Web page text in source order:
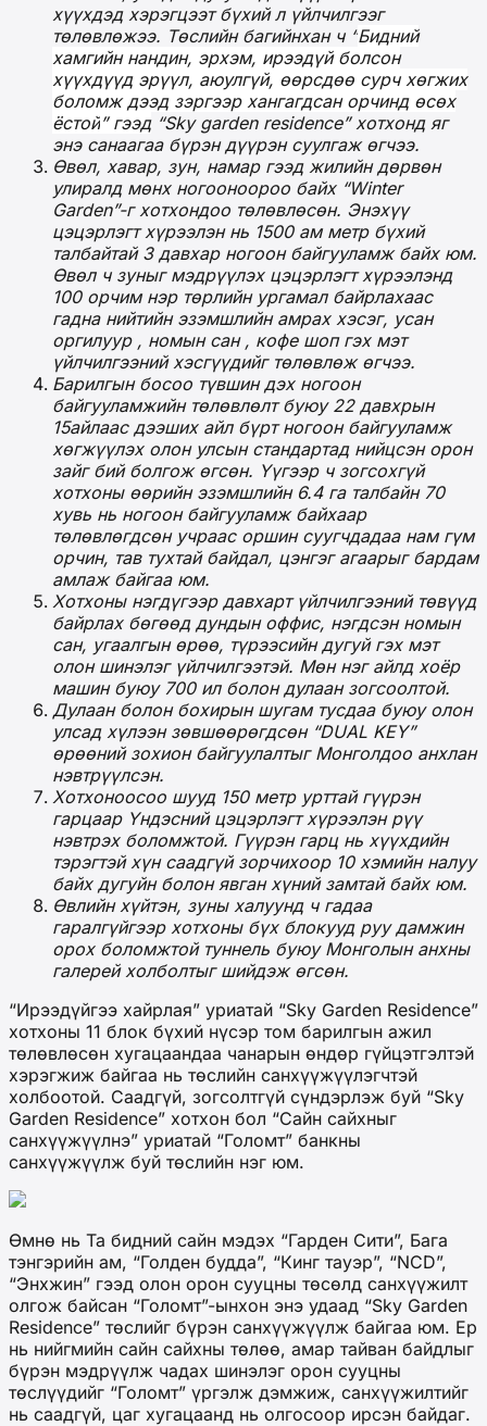
хүүхдэд хэрэгцээт бүхий л үйлчилгээг
төлөвлөжээ. Төслийн багийнхан ч “Бидний
хамгийн нандин, эрхэм, ирээдүй болсон
хүүхдүүд эрүүл, аюулгүй, өөрсдөө сурч хөгжих
боломж дээд зэргээр хангагдсан орчинд өсөх
ёстой” гээд “Sky garden residence”хотхонд яг
энэ санаагаа бүрэн дүүрэн суулгаж өгчээ.
Өвөл, хавар, зун, намар гээд жилийн дөрвөн
улиралд мөнх ногооноороо байх“Winter
Garden”-г хотхондоо төлөвлөсөн. Энэхүү
цэцэрлэгт хүрээлэннь 1500 ам метр бүхий
талбайтай 3 давхар ногоон байгууламжбайх юм.
Өвөл ч зуныг мэдрүүлэх цэцэрлэгт хүрээлэнд
100 орчим нэр төрлийн ургамал байрлахаас
гадна нийтийн эзэмшлийн амрах хэсэг, усан
оргилуур , номын сан , кофе шоп гэх мэт
үйлчилгээний хэсгүүдийг төлөвлөж өгчээ.
Барилгын босоо түвшин дэх ногоон
байгууламжийн төлөвлөлт буюу 22 давхрын
15айлаас дээших айл бүрт ногоон байгууламж
хөгжүүлэх олон улсын стандартад нийцсэн орон
зайг бий болгож өгсөн. Үүгээр ч зогсохгүй
хотхоны өөрийн эзэмшлийн 6.4 га талбайн 70
хувь нь ногоон байгууламж байхаар
төлөвлөгдсөн учраас оршин суугчдадаа нам гүм
орчин, тав тухтай байдал, цэнгэг агаарыг бардам
амлаж байгаа юм.
Хотхоны нэгдүгээр давхарт үйлчилгээний төвүүд
байрлах бөгөөд дундын оффис, нэгдсэн номын
сан, угаалгын өрөө, түрээсийн дугуй гэх мэт
олон шинэлэг үйлчилгээтэй. Мөн нэг айлд хоёр
машин буюу 700 ил болон дулаан зогсоолтой.
Дулаан болон бохирын шугам тусдаа буюу олон
улсад хүлээн зөвшөөрөгдсөн “DUAL KEY”
өрөөний зохион байгуулалтыг Монголдоо анхлан
нэвтрүүлсэн.
Хотхоноосоо шууд 150 метр урттай гүүрэн
гарцаар Үндэсний цэцэрлэгт хүрээлэн рүү
нэвтрэх боломжтой. Гүүрэн гарцнь хүүхдийн
тэрэгтэй хүн саадгүй зорчихоор 10 хэмийн налуу
байх дугуйн болон явган хүний замтай байх юм.
Өвлийн хүйтэн, зуны халуунд ч гадаа
гаралгүйгээр хотхоны бүх блокууд руу дамжин
орох боломжтой туннель буюу Монголын анхны
галерей холболтыг шийдэж өгсөн.
“Ирээдүйгээ хайрлая” уриатай “Sky Garden Residence”
хотхоны 11 блок бүхий нүсэр том барилгын ажил
төлөвлөсөн хугацаандаа чанарын өндөр гүйцэтгэлтэй
хэрэгжиж байгаа нь төслийн санхүүжүүлэгчтэй
холбоотой. Саадгүй, зогсолтгүй сүндэрлэж буй “Sky
Garden Residence” хотхон бол “Сайн сайхныг
санхүүжүүлнэ” уриатай “Голомт” банкны
санхүүжүүлж буй төслийн нэг юм.
Өмнө нь Та бидний сайн мэдэх “Гарден Сити”, Бага
тэнгэрийн ам, “Голден будда”, “Кинг тауэр”, “NCD”,
“Энхжин” гээд олон орон сууцны төсөлд санхүүжилт
олгож байсан “Голомт”-ынхон энэ удаад “Sky Garden
Residence” төслийг бүрэн санхүүжүүлж байгаа юм. Ер
нь нийгмийн сайн сайхны төлөө, амар тайван байдлыг
бүрэн мэдрүүлж чадах шинэлэг орон сууцны
төслүүдийг “Голомт” үргэлж дэмжиж, санхүүжилтийг
нь саадгүй, цаг хугацаанд нь олгосоор ирсэн байдаг.